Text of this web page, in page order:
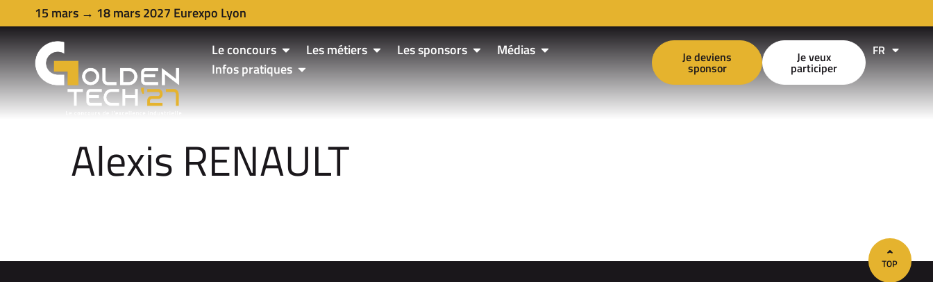
15 mars → 18 mars 2027 Eurexpo Lyon
Le concours
Les métiers Les sponsors
Médias
Infos pratiques
Je deviens
sponsor
Je veux
participer
FR
EN
Alexis RENAULT